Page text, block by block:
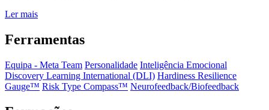
Ler mais
Ferramentas
Equipa - Meta Team Personalidade Inteligência Emocional
Discovery Learning International (DLI) Hardiness Resilience
Gauge™️ Risk Type Compass™️ Neurofeedback/Biofeedback